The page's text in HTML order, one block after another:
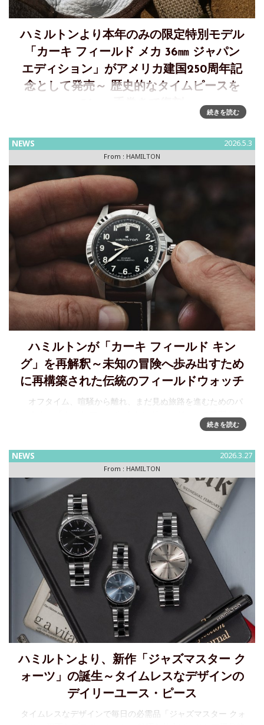
ハミルトンより本年のみの限定特別モデル
「カーキ フィールド メカ 36㎜ ジャパン
エディション」がアメリカ建国250周年記
念として発売～ 歴史的なタイムピースを
ルド メカ 36㎜ ジャパン エディション」 歴史的なタイムピー
スを36mmの手巻き式で復刻「カーキ フィールド メカ
36mm ジャパン エディション」 は、1
続きを読む
NEWS 2026.5.3
From : HAMILTON
ハミルトンが「カーキ フィールド キン
グ」を再解釈～未知の冒険へ歩み出すため
に再構築された伝統のフィールドウォッチ
オフタイム、喧騒から離れ、まだ見ぬ旅路を進むためのパ
しみ、長く使い続けられ、そして未知の冒険へ歩み出すため
続きを読む
NEWS 2026.3.27
From : HAMILTON
ハミルトンより、新作「ジャズマスター ク
ォーツ」の誕生～タイムレスなデザインの
デイリーユース・ピース
タイムレスなデザインで毎日の必需品「ジャズマスター クォ